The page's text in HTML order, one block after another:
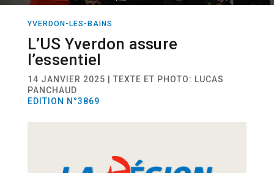
YVERDON-LES-BAINS
L’US Yverdon assure
l’essentiel
14 JANVIER 2025 | TEXTE ET PHOTO: LUCAS
PANCHAUD
EDITION N°3869